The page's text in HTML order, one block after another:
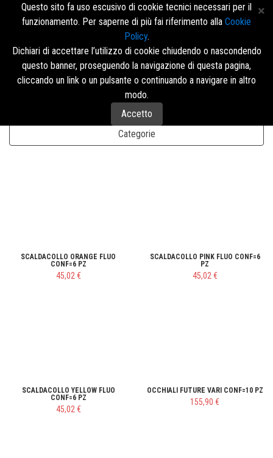
Menù
Categorie
SCALDACOLLO ORANGE FLUO
CONF=6 PZ
45,02 €
SCALDACOLLO PINK FLUO CONF=6
PZ
45,02 €
SCALDACOLLO YELLOW FLUO
CONF=6 PZ
45,02 €
OCCHIALI FUTURE VARI CONF=10 PZ
155,90 €
Questo sito fa uso escusivo di cookie tecnici necessari per il
funzionamento. Per saperne di più fai riferimento alla Cookie
Policy.
Dichiari di accettare l’utilizzo di cookie chiudendo o nascondendo
questo banner, proseguendo la navigazione di questa pagina,
cliccando un link o un pulsante o continuando a navigare in altro
modo.
Accetto